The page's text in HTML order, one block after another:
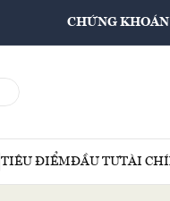
CHỨNG KHOÁN
TIÊU ĐIỂMĐẦU TƯTÀI